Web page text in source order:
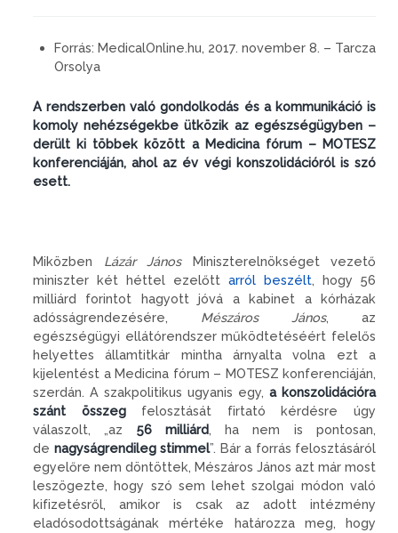
Forrás: MedicalOnline.hu, 2017. november 8. – Tarcza
Orsolya
A rendszerben való gondolkodás és a kommunikáció is
komoly nehézségekbe ütközik az egészségügyben –
derült ki többek között a Medicina fórum – MOTESZ
konferenciáján, ahol az év végi konszolidációról is szó
esett.
Miközben Lázár JánosMiniszterelnökséget vezető
miniszter két héttel ezelőtt arról beszélt, hogy 56
milliárd forintot hagyott jóvá a kabinet a kórházak
adósságrendezésére, Mészáros János, az
egészségügyi ellátórendszer működtetéséért felelős
helyettes államtitkár mintha árnyalta volna ezt a
kijelentést a Medicina fórum – MOTESZ konferenciáján,
szerdán. A szakpolitikus ugyanis egy, a konszolidációra
szánt összegfelosztását firtató kérdésre úgy
válaszolt, „az 56 milliárd, ha nem is pontosan,
de nagyságrendileg stimmel”. Bár a forrás felosztásáról
egyelőre nem döntöttek, Mészáros János azt már most
leszögezte, hogy szó sem lehet szolgai módon való
kifizetésről, amikor is csak az adott intézmény
eladósodottságának mértéke határozza meg, hogy